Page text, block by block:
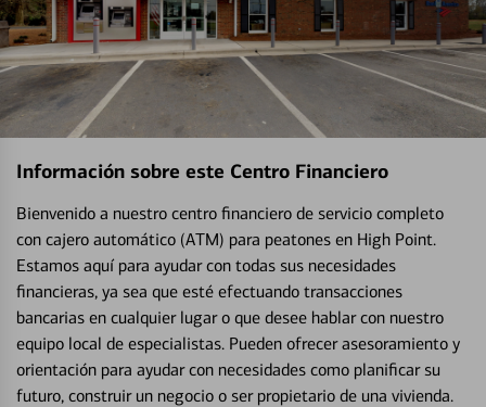
Información sobre este Centro Financiero
Bienvenido a nuestro centro financiero de servicio completo
con cajero automático (ATM) para peatones en High Point.
Estamos aquí para ayudar con todas sus necesidades
financieras, ya sea que esté efectuando transacciones
bancarias en cualquier lugar o que desee hablar con nuestro
equipo local de especialistas. Pueden ofrecer asesoramiento y
orientación para ayudar con necesidades como planificar su
futuro, construir un negocio o ser propietario de una vivienda.